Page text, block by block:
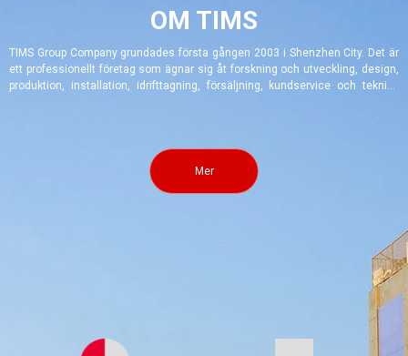
OM TIMS
TIMS Group Company grundades första gången 2003 i Shenzhen City. Det är
ett professionellt företag som ägnar sig åt forskning och utveckling, design,
produktion, installation, idrifttagning, försäljning, kundservice och teknisk
beläggningsutrustning, logistik- och transportutrustning, robotautomation
och annan icke-standardiserad automationsutrustning. Det är ett nationellt
högteknologiskt företag, vice ordförande för China Enamel Industry
Mer